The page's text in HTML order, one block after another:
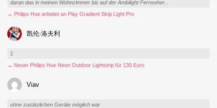
daran das in meinen Wohnzimmer bis auf der Ambilight Fernseher...
→ Philips Hue arbeitet an Play Gradient Strip Light Pro
凯伦·洛夫利
1
→ Neuer Philips Hue Neon Outdoor Lightstrip für 130 Euro
Viav
ohne zusätzlichen Geräte möglich war